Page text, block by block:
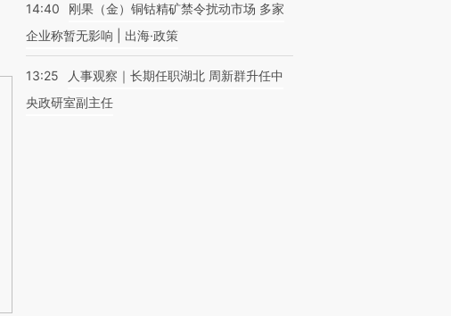
14:40
刚果（金）铜钴精矿禁令扰动市场 多家
企业称暂无影响 | 出海·政策
13:25
人事观察｜长期任职湖北 周新群升任中
央政研室副主任